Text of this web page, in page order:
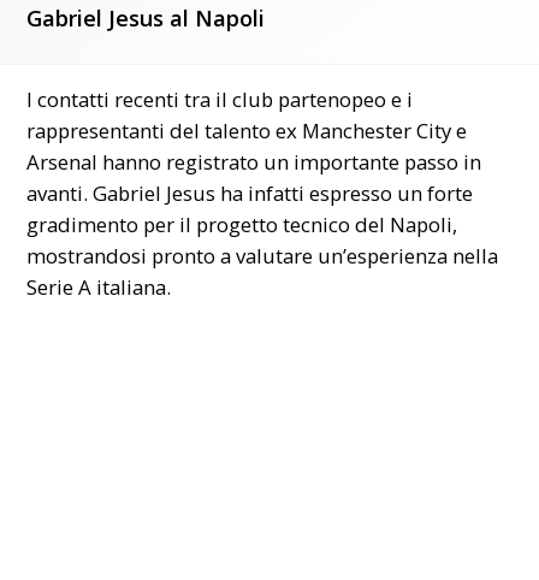
Gabriel Jesus al Napoli
I contatti recenti tra il club partenopeo e i
rappresentanti del talento ex Manchester City e
Arsenal hanno registrato un importante passo in
avanti. Gabriel Jesus ha infatti espresso un forte
gradimento per il progetto tecnico del Napoli,
mostrandosi pronto a valutare un’esperienza nella
Serie A italiana.